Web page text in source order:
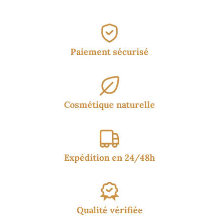
Paiement sécurisé
Cosmétique naturelle
Expédition en 24/48h
Qualité vérifiée